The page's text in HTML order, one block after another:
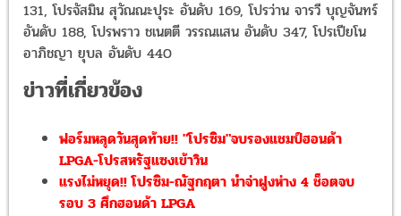
131, โปรจัสมิน สุวัณณะปุระ อันดับ 169, โปรว่าน จารวี บุญจันทร์
อันดับ 188, โปรพราว ชเนตตี วรรณแสน อันดับ 347, โปรเปียโน
อาภิชญา ยุบล อันดับ 440
ข่าวที่เกี่ยวข้อง
ฟอร์มหลุดวันสุดท้าย!! "โปรซิม"จบรองแชมป์ฮอนด้า
LPGA-โปรสหรัฐแซงเข้าวิน
แรงไม่หยุด!! โปรซิม-ณัฐกฤตา นำจ่าฝูงห่าง 4 ช็อตจบ
รอบ 3 ศึกฮอนด้า LPGA